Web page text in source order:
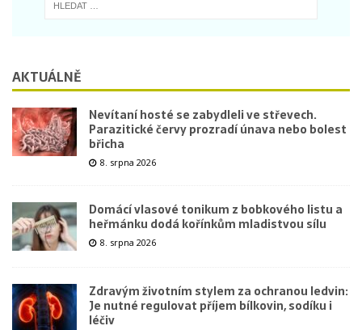
AKTUÁLNĚ
Nevítaní hosté se zabydleli ve střevech.
Parazitické červy prozradí únava nebo bolest
břicha
8. srpna 2026
Domácí vlasové tonikum z bobkového listu a
heřmánku dodá kořínkům mladistvou sílu
8. srpna 2026
Zdravým životním stylem za ochranou ledvin:
Je nutné regulovat příjem bílkovin, sodíku i
léčiv